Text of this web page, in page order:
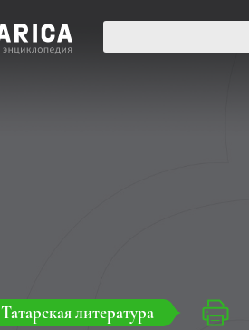
Татарская литература